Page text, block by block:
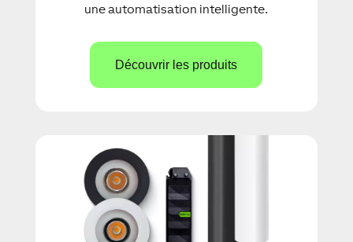
une automatisation intelligente.
Découvrir les produits